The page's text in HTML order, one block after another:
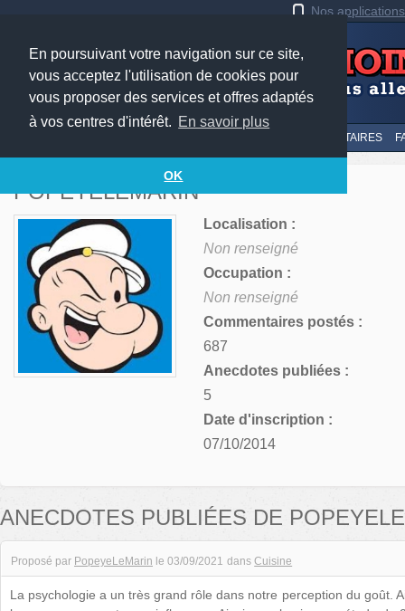
En poursuivant votre navigation sur ce site,
vous acceptez l'utilisation de cookies pour
vous proposer des services et offres adaptés
à vos centres d'intérêt. En savoir plus
OK
Nos
SUIVI DES COMMENTAIRES
POPEYELEMARIN
Localisation :
Non renseigné
Occupation :
Non renseigné
Commentaires postés :
687
Anecdotes publiées :
5
Date d'inscription :
07/10/2014
ANECDOTES PUBLIÉES DE
Proposé par PopeyeLeMarin le 03/09/2021 dans Cuisine
La psychologie a un très grand rôle dans notre perception du goût.